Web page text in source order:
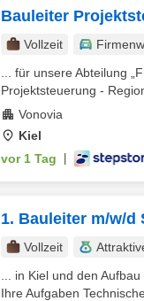
Bauleiter
Vollzeit
... für unsere Abteilung
Projektsteuerung -
Vonovia
Kiel
vor 1 Tag
1. Bauleiter m/w/d
Vollzeit
... in Kiel und den
Ihre Aufgaben